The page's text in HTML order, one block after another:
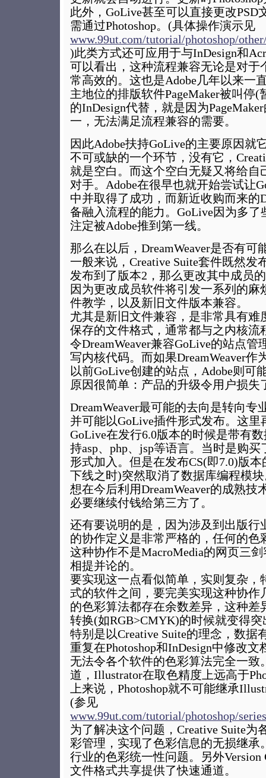
此外，GoLive甚至可以直接更改PSD
需通过Photoshop。(具体操作演示见
www.99ut.com/tutorial/photoshop/
)此类方式还可应用于与InDesign和
可以看出，这种流程兼容无论是对于
常高效的。这也是Adobe几年以来一
主地位的排版软件PageMaker被叫停
的InDesign代替，就是因为
一，无法满足流程兼容的需要。
因此Adobe扶持GoLive的主要原因就
不可或缺的一个环节，没有它，
就是空白。而这个空白无疑又将给自
对手。Adobe在很早也就开始尝试让
中并取得了成功，而新近收购而来的
备融入流程的能力。GoLive因为多了
注定被Adobe推到第一线。
那么在以后，DreamWeaver是否有可
一般来说，Creative Suite套件既然发
发布到了版本2，那么更改其中成员
因为更改成员软件将引发一系列的麻
件教学，以及新旧文件版本兼容。
尤其是新旧文件兼容，是非常具有难
保存的文件格式，通常都与之内核流
令DreamWeaver兼容GoLive的站点
写内核代码。而如果DreamWeaver作
以前GoLive创建的站点，Adobe则可
原因很简单：产品的升级令用户损失
DreamWeaver最可能的去向是转向专
并可能以GoLive插件形式发布。这
GoLive在发行6.0版本的时候是带有
持asp、php、jsp等语言。当时是购
形式加入。但是在发布CS(即7.0)版
下线之时)突然取消了数据库编程模
想在今后利用DreamWeaver的成熟技
必要继续付钱给第三方了。
还有要说明的是，因为涉及到出版行
的协作定义是非常严格的，任何的色
这种协作不是MacroMedia的网页三
相提并论的。
要实现这一点看似简单，实则复杂，
式的软件之间，要完美实现这种协作
的色彩算法都存在余数差异，这种差
转换(如RGB>CMYK)的时候就变得突
特别是以Creative Suite的理念，数据
重复在Photoshop和InDesign中修改
无法令各个软件的色彩算法完全一致
道，Illustrator在取色精度上远高于
上来说，Photoshop就不可能继承
(参见
www.99ut.com/tutorial/photoshop/
为了解决这个问题，Creative Suite为
彩管理，实现了色彩信息的无损继承
行业的色彩统一性问题。另外Version
文件格式共享提供了快速通道。